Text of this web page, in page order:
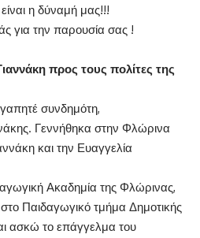
η δύναμή μας!!!
για την παρουσία σας !
προς τους πολίτες της
συνδημότη,
Γεννήθηκα στην Φλώρινα
και την Ευαγγελία
Ακαδημία της Φλώρινας,
Παιδαγωγικό τμήμα Δημοτικής
ασκώ το επάγγελμα του